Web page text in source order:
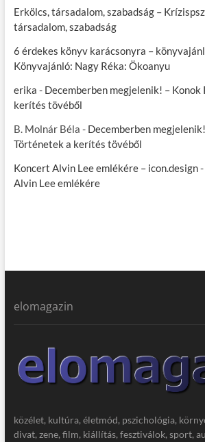
Erkölcs, társadalom, szabadság –
társadalom, szabadság
6 érdekes könyv karácsonyra –
Könyvajánló: Nagy Réka: Ökoanyu
erika - Decemberben megjelenik! –
kerítés tövéből
B. Molnár Béla - Decemberben
Történetek a kerítés tövéből
Koncert Alvin Lee emlékére – icon.design-
Alvin Lee emlékére
elomagazin
közélet, kultúra, életmód, pszichológia,
divat, zene, film, kiállítás, fesztiválok, sport,